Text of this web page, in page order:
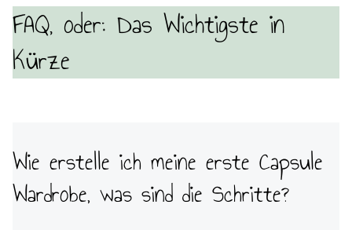
FAQ, oder: Das Wichtigste in
Kürze
Wie erstelle ich meine erste Capsule
Wardrobe, was sind die Schritte?